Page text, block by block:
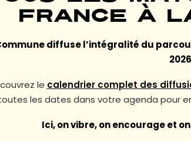
France à
diffuse l’intégralité du
le calendrier complet des
les dates dans votre agenda pour
Ici, on vibre, on encourage et